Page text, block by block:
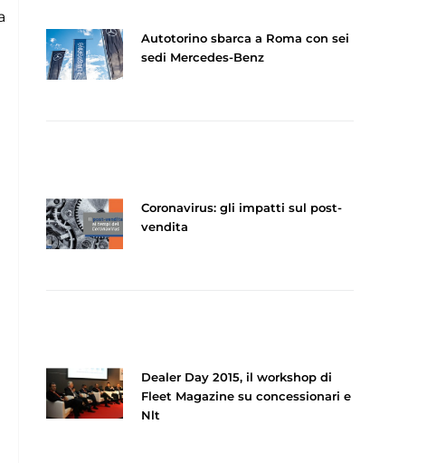
Autotorino sbarca a Roma con sei
sedi Mercedes-Benz
Coronavirus: gli impatti sul post-
vendita
Dealer Day 2015, il workshop di
Fleet Magazine su concessionari e
Nlt